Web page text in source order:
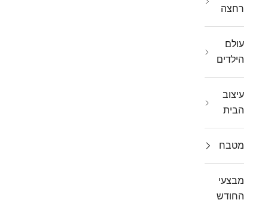
רחצה
עולם
הילדים
עיצוב
הבית
מטבח
מבצעי
החודש